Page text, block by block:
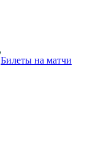
Билеты на матчи